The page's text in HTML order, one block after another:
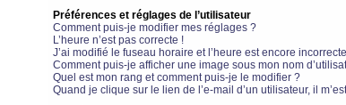
Préférences et réglages de l’utilisateur
Comment puis-je modifier mes réglages ?
L’heure n’est pas correcte !
J’ai modifié le fuseau horaire et l’heure est encore
Comment puis-je afficher une image sous mon nom
Quel est mon rang et comment puis-je le modifier ?
Quand je clique sur le lien de l’e-mail d’un utilisateur, il